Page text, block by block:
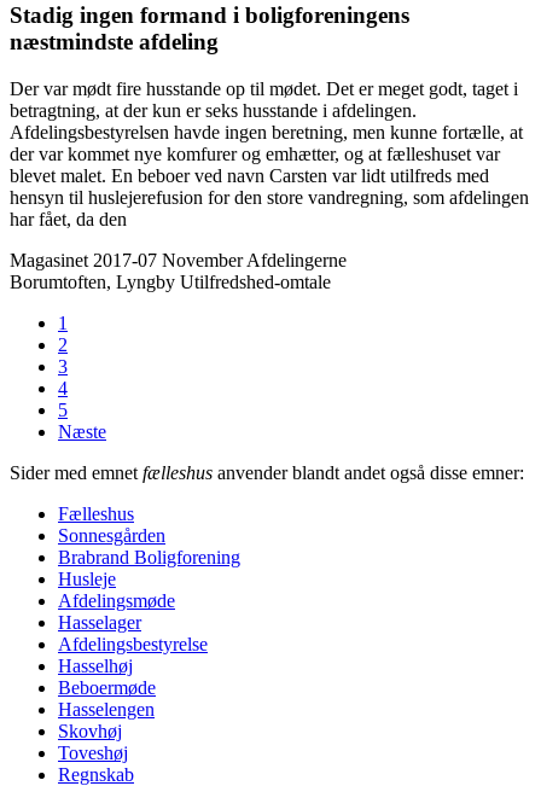
Stadig ingen formand i bolig­foreningens
næstmindste afdeling
Der var mødt fire husstande op til mødet. Det er meget godt, taget i
betragtning, at der kun er seks husstande i afdelingen.
Afdelingsbestyrelsen havde ingen beretning, men kunne fortælle, at
der var kommet nye komfurer og emhætter, og at fælleshuset var
blevet malet. En beboer ved navn Carsten var lidt utilfreds med
hensyn til huslejerefusion for den store vandregning, som afdelingen
har fået, da den
Magasinet 2017-07 November Afdelingerne
Borumtoften, Lyngby Utilfredshed-omtale
1
2
3
4
5
Næste
Sider med emnet fælleshus anvender blandt andet også disse emner:
Fælleshus
Sonnes­gården
Brabrand Bolig­forening
Husleje
Afdelings­møde
Hasselager
Afdelings­bestyrelse
Hasselhøj
Beboer­møde
Hasselengen
Skovhøj
Toveshøj
Regnskab